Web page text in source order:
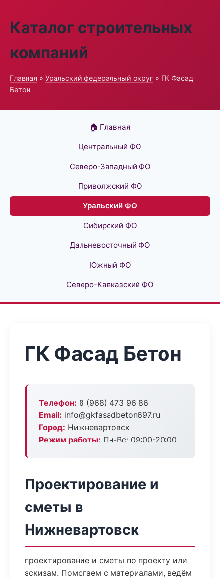
Каталог строительных
компаний
Главная » Уральский федеральный округ » ГК Фасад
Бетон
🏠 Главная
Центральный ФО
Северо-Западный ФО
Приволжский ФО
Уральский ФО
Сибирский ФО
Дальневосточный ФО
Южный ФО
Северо-Кавказский ФО
ГК Фасад Бетон
Телефон: 8 (968) 473 96 86
Email: info@gkfasadbeton697.ru
Город: Нижневартовск
Режим работы: Пн-Вс: 09:00-20:00
Проектирование и
сметы в
Нижневартовск
проектирование и сметы по проекту или
эскизам. Помогаем с материалами, ведём